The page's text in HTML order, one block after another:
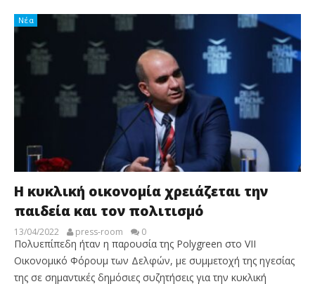
Νέα
H κυκλική οικονομία χρειάζεται την
παιδεία και τον πολιτισμό
13/04/2022 press-room 0
Πολυεπίπεδη ήταν η παρουσία της Polygreen στο VII
Οικονομικό Φόρουμ των Δελφών, με συμμετοχή της ηγεσίας
της σε σημαντικές δημόσιες συζητήσεις για την κυκλική